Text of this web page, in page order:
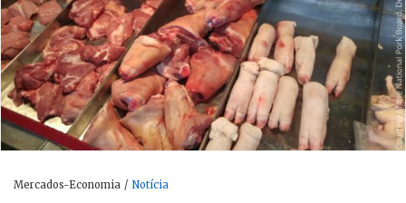
Mercados-Economia Notícia